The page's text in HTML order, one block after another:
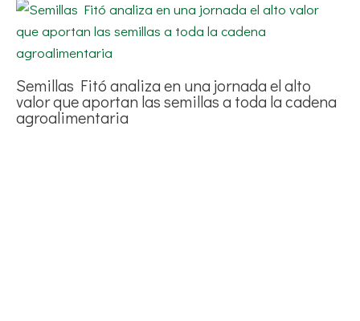
Semillas Fitó analiza en una jornada el alto
valor que aportan las semillas a toda la cadena
agroalimentaria